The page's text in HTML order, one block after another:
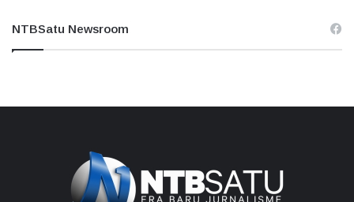
NTBSatu Newsroom